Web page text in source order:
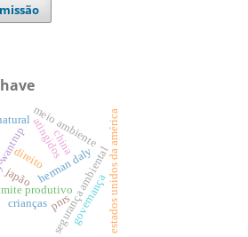
herman daly
segurança ambiental
produtivo
meio ambiente estados unidos da américa
japão
atingidos
direito
pnrs
china
governança
crianças